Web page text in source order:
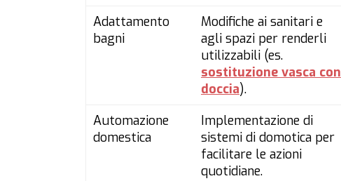
Adattamento
bagni
Modifiche ai sanitari e
agli spazi per renderli
utilizzabili (es.
sostituzione vasca con
doccia).
Automazione
domestica
Implementazione di
sistemi di domotica per
facilitare le azioni
quotidiane.